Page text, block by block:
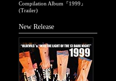
Compilation Album『1999』
(Trailer)
New Release